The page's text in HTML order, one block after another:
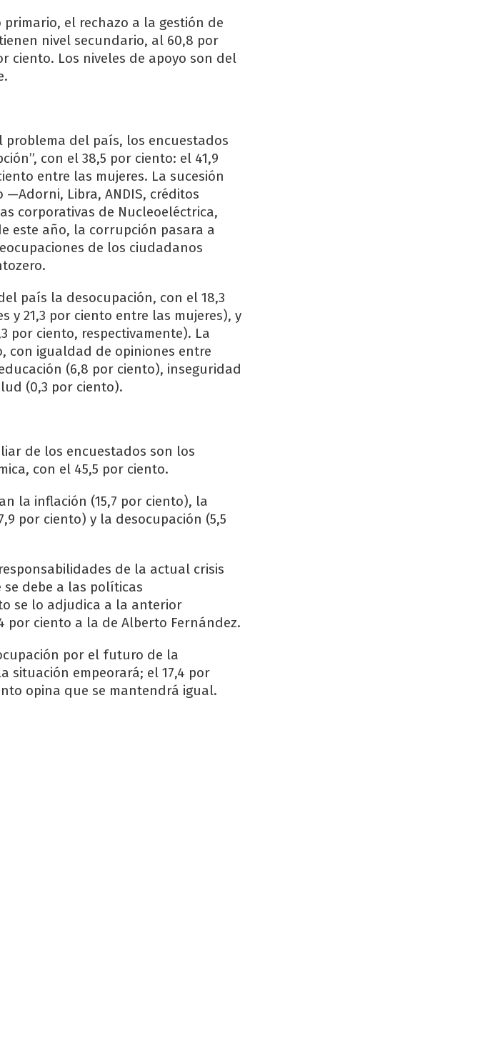
el rechazo a la gestión de
nivel secundario, al 60,8 por
ciento. Los niveles de apoyo son del
del país, los encuestados
con el 38,5 por ciento: el 41,9
entre las mujeres. La sucesión
Libra, ANDIS, créditos
corporativas de Nucleoeléctrica,
este año, la corrupción pasara a
de los ciudadanos
país la desocupación, con el 18,3
y 21,3 por ciento entre las mujeres), y
por ciento, respectivamente). La
con igualdad de opiniones entre
(6,8 por ciento), inseguridad
(0,3 por ciento).
de los encuestados son los
con el 45,5 por ciento.
la inflación (15,7 por ciento), la
por ciento) y la desocupación (5,5
de la actual crisis
se debe a las políticas
se lo adjudica a la anterior
por ciento a la de Alberto Fernández.
por el futuro de la
situación empeorará; el 17,4 por
opina que se mantendrá igual.